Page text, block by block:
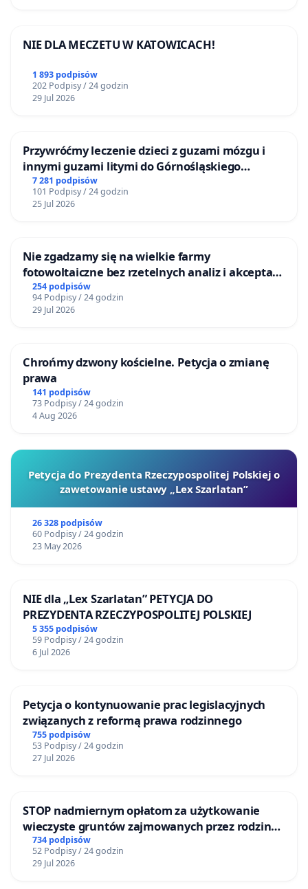
NIE DLA MECZETU W KATOWICACH!
1 893 podpisów
202 Podpisy / 24 godzin
29 Jul 2026
Przywróćmy leczenie dzieci z guzami mózgu i
innymi guzami litymi do Górnośląskiego
Centrum Zdrowia Dziecka w Katowicach
7 281 podpisów
101 Podpisy / 24 godzin
25 Jul 2026
Nie zgadzamy się na wielkie farmy
fotowoltaiczne bez rzetelnych analiz i akceptacji
mieszkańców
254 podpisów
94 Podpisy / 24 godzin
29 Jul 2026
Chrońmy dzwony kościelne. Petycja o zmianę
prawa
141 podpisów
73 Podpisy / 24 godzin
4 Aug 2026
Petycja do Prezydenta Rzeczypospolitej Polskiej o
zawetowanie ustawy „Lex Szarlatan”
26 328 podpisów
60 Podpisy / 24 godzin
23 May 2026
NIE dla „Lex Szarlatan” PETYCJA DO
PREZYDENTA RZECZYPOSPOLITEJ POLSKIEJ
5 355 podpisów
59 Podpisy / 24 godzin
6 Jul 2026
Petycja o kontynuowanie prac legislacyjnych
związanych z reformą prawa rodzinnego
755 podpisów
53 Podpisy / 24 godzin
27 Jul 2026
STOP nadmiernym opłatom za użytkowanie
wieczyste gruntów zajmowanych przez rodzinne
ogrody działkowe.
734 podpisów
52 Podpisy / 24 godzin
29 Jul 2026